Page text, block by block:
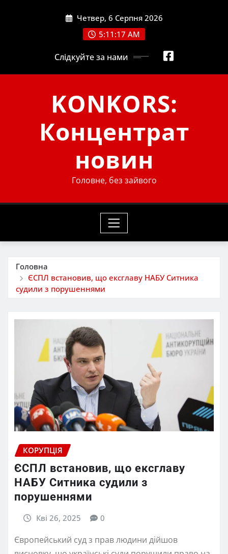
Четвер, 6 Серпня 2026
5:11:18 AM
Слідкуйте за нами
KONKORS:
Концентрат
новин
Головне, без зайвого
Головна
ЄСПЛ встановив, що ексглаву НАБУ Ситника
судили з порушеннями
КОРУПЦІЯ
ЄСПЛ встановив, що ексглаву
НАБУ Ситника судили з
порушеннями
Кві 26, 2025 0
Європейський суд з прав людини дійшов